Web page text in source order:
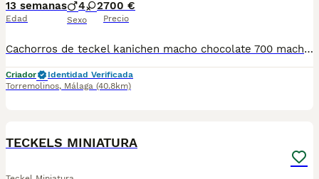
13 semanas
Edad
4 2
Sexo
700 €
Precio
Cachorros de teckel kanichen macho chocolate 700 macho merli 900 macho negro 500 hembra negra 700 hembra chocolate 900
Criador
Identidad Verificada
Torremolinos, Málaga (40.8km)
TECKELS MINIATURA